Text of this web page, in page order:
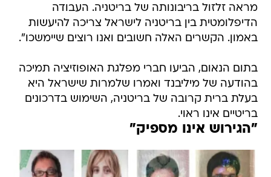
מראה זלזול בריבונותה של בריטניה. העבודה
הדיפלומטית בין בריטניה לישראל צריכה להיעשות
באמון. הקשרים האלה חשובים ואנו רוצים שיימשכו".
בתום הנאום, הביעו חברי מפלגת האופוזיציה תמיכה
בהודעה של מיליבנד ואמרו שלמרות שישראל היא
בעלת ברית קרובה של בריטניה, השימוש בדרכונים
בריטיים אינו ראוי.
"הגירוש אינו מספיק"